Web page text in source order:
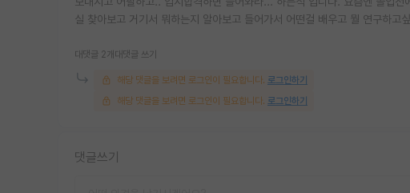
실 찾아보고 거기서 뭐하는지 알아보고 들어가서 어떤걸 배우고 뭘 연구하고
대댓글 2개 대댓글 쓰기
해당 댓글을 보려면 로그인이 필요합니다. 로그인하기
해당 댓글을 보려면 로그인이 필요합니다. 로그인하기
댓글쓰기